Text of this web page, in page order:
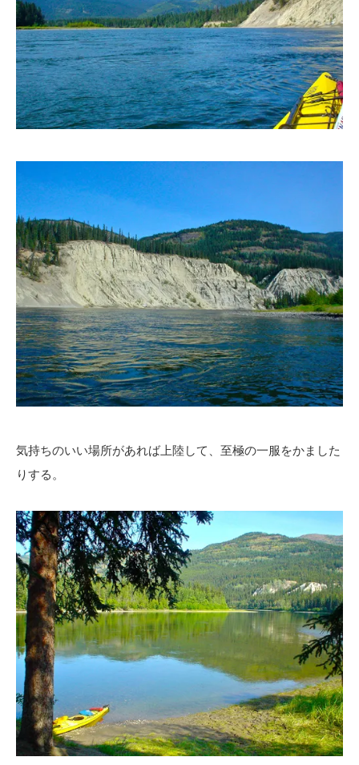
気持ちのいい場所があれば上陸して、至極の一服をかました
りする。